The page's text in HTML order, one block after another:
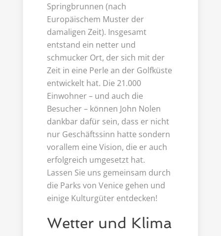
Springbrunnen (nach
Europäischem Muster der
damaligen Zeit). Insgesamt
entstand ein netter und
schmucker Ort, der sich mit der
Zeit in eine Perle an der Golfküste
entwickelt hat. Die 21.000
Einwohner – und auch die
Besucher – können John Nolen
dankbar dafür sein, dass er nicht
nur Geschäftssinn hatte sondern
vorallem eine Vision, die er auch
erfolgreich umgesetzt hat.
Lassen Sie uns gemeinsam durch
die Parks von Venice gehen und
einige Kulturgüter entdecken!
Wetter und Klima